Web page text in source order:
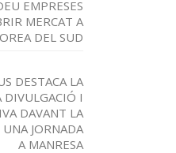
EMPRESES
MERCAT A
DEL SUD
DESTACA LA
DIVULGACIÓ I
DAVANT LA
JORNADA
A MANRESA